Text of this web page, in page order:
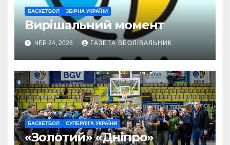
БАСКЕТБОЛ ЗБІРНА УКРАЇНИ
Вирішальний момент
ЧЕР 24, 2026 ГАЗЕТА ВБОЛІВАЛЬНИК
БАСКЕТБОЛ СУПЕРЛІГА УКРАЇНИ
«Золотий» «Дніпро»